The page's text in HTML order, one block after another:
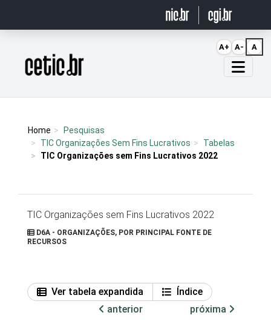
Página inicial
Home
Pesquisas
TIC Organizações Sem Fins Lucrativos
Tabelas
TIC Organizações sem Fins Lucrativos 2022
TIC Organizações sem Fins Lucrativos 2022
D6A - ORGANIZAÇÕES, POR PRINCIPAL FONTE DE
RECURSOS
Ver tabela expandida
Índice
anterior
próxima
A+ A- A